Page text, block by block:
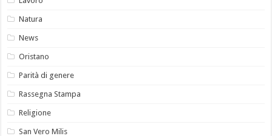
Natura
News
Oristano
Parità di genere
Rassegna Stampa
Religione
San Vero Milis